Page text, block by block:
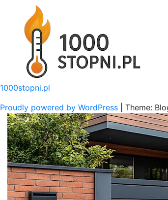
content
1000stopni.pl
Proudly powered by WordPress
Theme: